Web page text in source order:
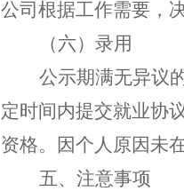
公司根据工作需要，
（六）录用
公示期满无异议
定时间内提交就业协
资格。 因个人原因未
五、注意事项